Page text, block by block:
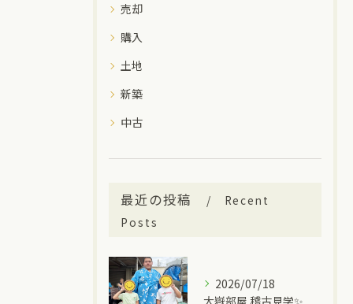
売却
購入
土地
新築
中古
最近の投稿
Recent
Posts
2026/07/18
大嶽部屋 稽古見学✨